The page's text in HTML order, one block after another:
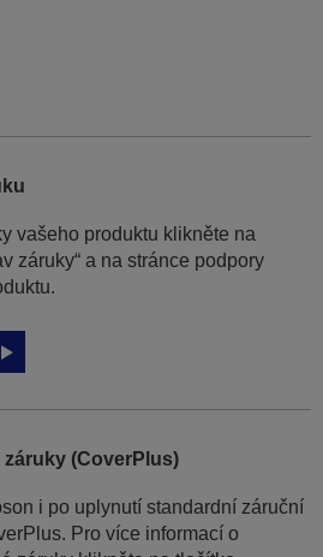
vašeho produktu klikněte na
záruky“ a na stránce podpory
(CoverPlus)
i po uplynutí standardní záruční
Pro více informací o